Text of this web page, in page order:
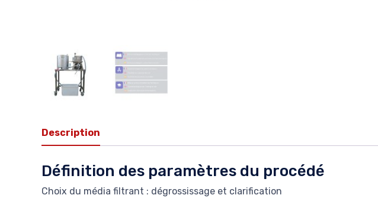
Description
Définition des paramètres du procédé
Choix du média filtrant : dégrossissage et clarification